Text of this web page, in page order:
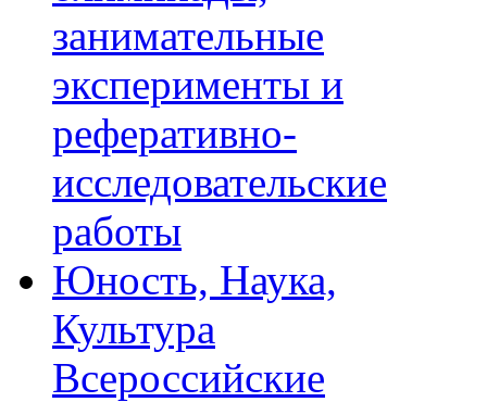
занимательные
эксперименты и
реферативно-
исследовательские
работы
Юность, Наука,
Культура
Всероссийские